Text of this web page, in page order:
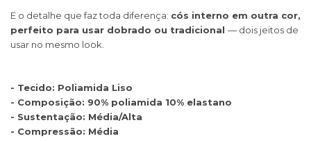
E o detalhe que faz toda diferença: cós interno em outra cor,
perfeito para usar dobrado ou tradicional — dois jeitos de
usar no mesmo look.
- Tecido: Poliamida Liso
- Composição: 90% poliamida 10% elastano
- Sustentação: Média/Alta
- Compressão: Média